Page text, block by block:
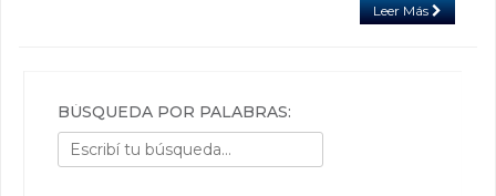
Leer Más
BÚSQUEDA POR PALABRAS: